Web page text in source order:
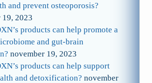
and prevent osteoporosis?
19, 2023
products can help promote a
and gut-brain
november 19, 2023
products can help support
and detoxification? november